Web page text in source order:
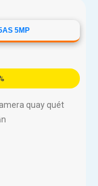
5MP
quay quét